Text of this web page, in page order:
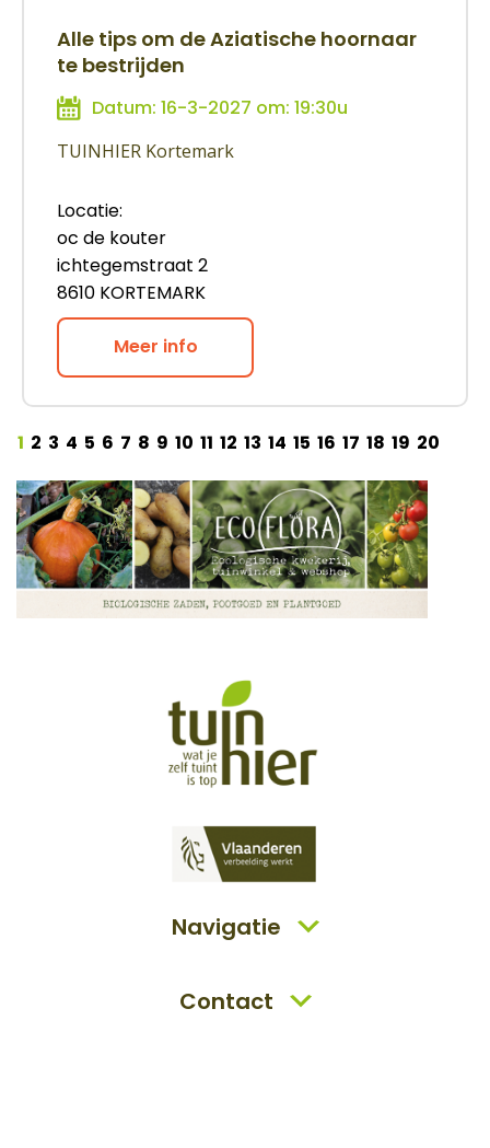
Alle tips om de Aziatische hoornaar
te bestrijden
Datum: 16-3-2027 om: 19:30u
TUINHIER Kortemark
Locatie:
oc de kouter
ichtegemstraat 2
8610 KORTEMARK
Meer info
1 2 3 4 5 6 7 8 9 10 11 12 13 14 15 16 17 18 19 20
Navigatie
Contact